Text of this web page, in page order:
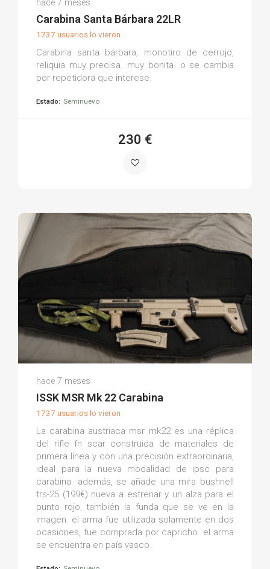
(0)
hace 7 meses
Carabina Santa Bárbara 22LR
1737 usuarios lo vieron
Carabina santa bárbara, monotiro de cerrojo,
reliquia muy precisa. muy bonita. o se cambia
por repetidora que interese.
Estado: Seminuevo
230 €
(0)
hace 7 meses
ISSK MSR Mk 22 Carabina
1737 usuarios lo vieron
La carabina austriaca msr mk22 es una réplica
del rifle fn scar construida de materiales de
primera línea y con una precisión extraordinaria,
ideal para la nueva modalidad de ipsc para
carabina. además, se añade una mira bushnell
trs-25 (199€) nueva a estrenar y un alza para el
punto rojo, también la funda que se ve en la
imagen. el arma fue utilizada solamente en dos
ocasiones, fue comprada por capricho. el arma
se encuentra en país vasco.